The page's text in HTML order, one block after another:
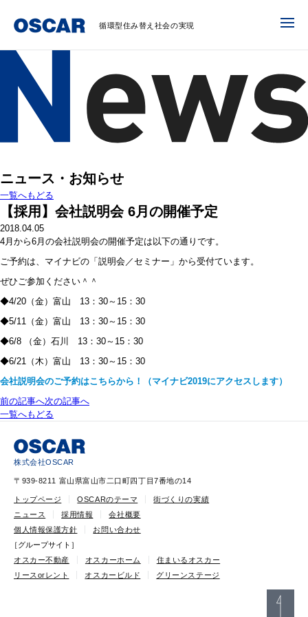
循環型住み替え社会の実現
ニュース・お知らせ
一覧へもどる
【採用】会社説明会 6月の開催予定
2018.04.05
4月から6月の会社説明会の開催予定は以下の通りです。
ご予約は、マイナビの「説明会／セミナー」から受付ています。
ぜひご参加ください＾＾
◆4/20（金）富山 13：30～15：30
◆5/11（金）富山 13：30～15：30
◆6/8 （金）石川 13：30～15：30
◆6/21（木）富山 13：30～15：30
会社説明会のご予約はこちらから！（マイナビ2019にアクセスします）
前の記事へ次の記事へ
一覧へもどる
株式会社OSCAR
〒939-8211 富山県富山市二口町四丁目7番地の14
トップページ OSCARのテーマ
街づくりの実績
ニュース
採用情報
会社概要
個人情報保護方針
お問い合わせ
［グループサイト］
オスカー不動産
オスカーホーム
住まいるオスカー
リースorレント
オスカービルド グリーンステージ